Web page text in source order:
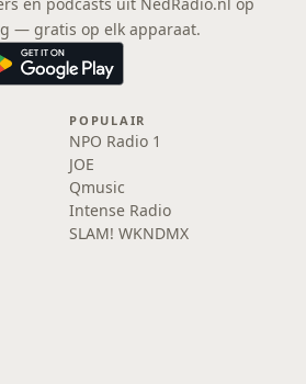
— gratis op elk apparaat.
POPULAIR
NPO Radio 1
JOE
Qmusic
Intense Radio
SLAM! WKNDMX